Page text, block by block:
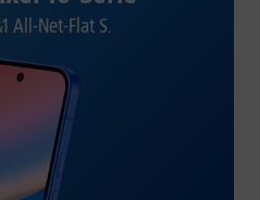
All-Net-Flat S.